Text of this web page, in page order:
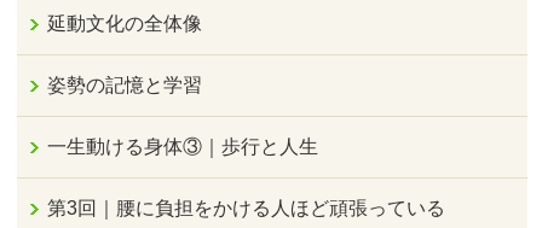
延動文化の全体像
姿勢の記憶と学習
一生動ける身体③｜歩行と人生
第3回｜腰に負担をかける人ほど頑張っている